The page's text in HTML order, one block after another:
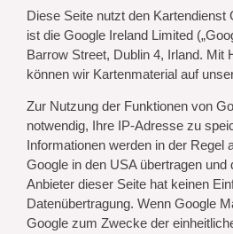
Diese Seite nutzt den Kartendienst
ist die Google Ireland Limited
Barrow Street, Dublin 4, Irland. Mit
können wir Kartenmaterial auf
Zur Nutzung der Funktionen von
notwendig, Ihre IP-Adresse zu
Informationen werden in der Regel
Google in den USA übertragen
Anbieter dieser Seite hat keinen
Datenübertragung. Wenn Google
Google zum Zwecke der